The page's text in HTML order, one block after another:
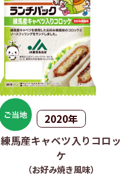
2020年
練馬産キャベツ入りコロッ
ケ
（お好み焼き風味）